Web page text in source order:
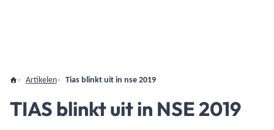
Artikelen Tias blinkt uit in nse 2019
TIAS blinkt uit in NSE 2019